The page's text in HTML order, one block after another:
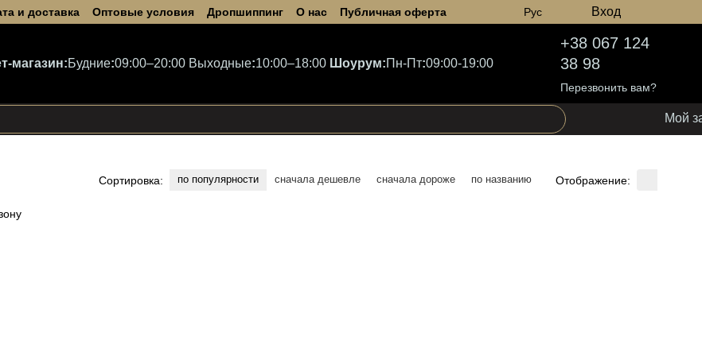
и доставка Оптовые условия Дропшиппинг О нас
Публичная оферта
Рус Вход
магазин:Будние:09:00–20:00 Выходные:10:00–18:00 Шоурум:Пн-Пт:09:00-19:00
+38 067 124
38 98
Перезвонить вам?
Мой
Сортировка: по популярности сначала дешевле сначала дороже по названию Отображение: